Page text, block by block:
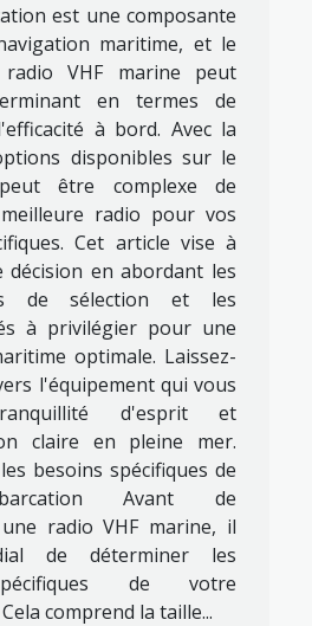
est une composante
maritime, et le
VHF marine peut
en termes de
à bord. Avec la
disponibles sur le
être complexe de
radio pour vos
Cet article vise à
décision en abordant les
de sélection et les
à privilégier pour une
optimale. Laissez-
l'équipement qui vous
d'esprit et
claire en pleine mer.
besoins spécifiques de
Avant de
radio VHF marine, il
de déterminer les
de votre
comprend la taille...